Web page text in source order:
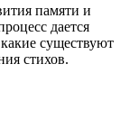
памяти и
дается
существуют
стихов.